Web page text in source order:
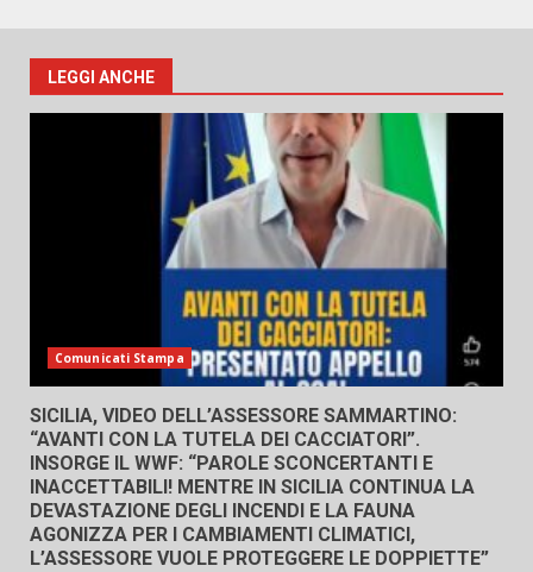
LEGGI ANCHE
Comunicati Stampa
SICILIA, VIDEO DELL’ASSESSORE SAMMARTINO:
“AVANTI CON LA TUTELA DEI CACCIATORI”.
INSORGE IL WWF: “PAROLE SCONCERTANTI E
INACCETTABILI! MENTRE IN SICILIA CONTINUA LA
DEVASTAZIONE DEGLI INCENDI E LA FAUNA
AGONIZZA PER I CAMBIAMENTI CLIMATICI,
L’ASSESSORE VUOLE PROTEGGERE LE DOPPIETTE”